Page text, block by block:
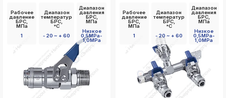
Рабочее
давление
БРС,
МПа
1
Диапазон
температур
БРС,
°C
- 20 ~ + 60
Диапазон
давления
БРС,
МПа
Низкое
0,5MPa-
1,0MPa
Рабочее
давление
БРС,
МПа
1
Диапазон
температур
БРС,
°C
- 20 ~ + 60
Диапазон
давления
БРС,
МПа
Низкое
0,5MPa-
1,0MPa